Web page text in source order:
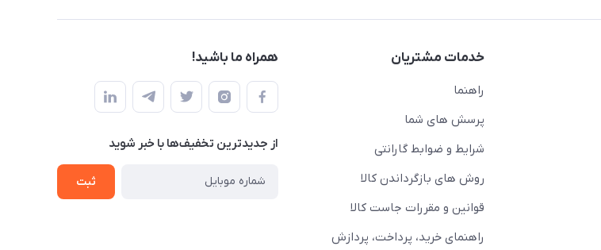
خدمات مشتریان
راهنما
پرسش های شما
شرایط و ضوابط گارانتی
روش های بازگرداندن کالا
قوانین و مقررات جاست کالا
راهنمای خرید، پرداخت، پردازش
همراه ما باشید!
از جدید‌ترین تخفیف‌ها با‌ خبر شوید
ثبت